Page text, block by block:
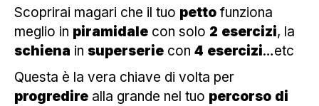
Scoprirai magari che il tuo petto funziona
meglio in piramidale con solo 2 esercizi, la
schiena in superserie con 4 esercizi…etc
Questa è la vera chiave di volta per
progredire alla grande nel tuo percorso di